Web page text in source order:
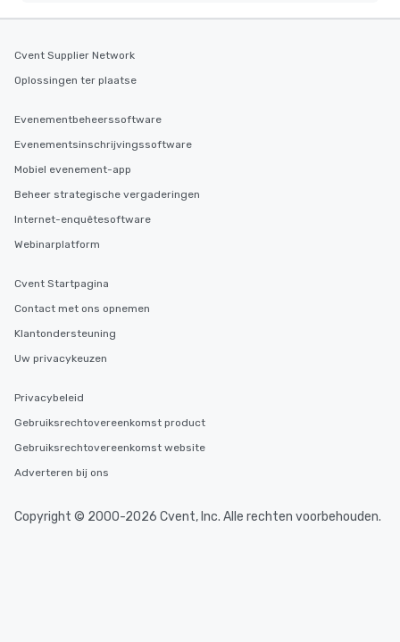
Cvent Supplier Network
Oplossingen ter plaatse
Evenementbeheerssoftware
Evenementsinschrijvingssoftware
Mobiel evenement-app
Beheer strategische vergaderingen
Internet-enquêtesoftware
Webinarplatform
Cvent Startpagina
Contact met ons opnemen
Klantondersteuning
Uw privacykeuzen
Privacybeleid
Gebruiksrechtovereenkomst product
Gebruiksrechtovereenkomst website
Adverteren bij ons
Copyright © 2000-2026 Cvent, Inc. Alle rechten voorbehouden.